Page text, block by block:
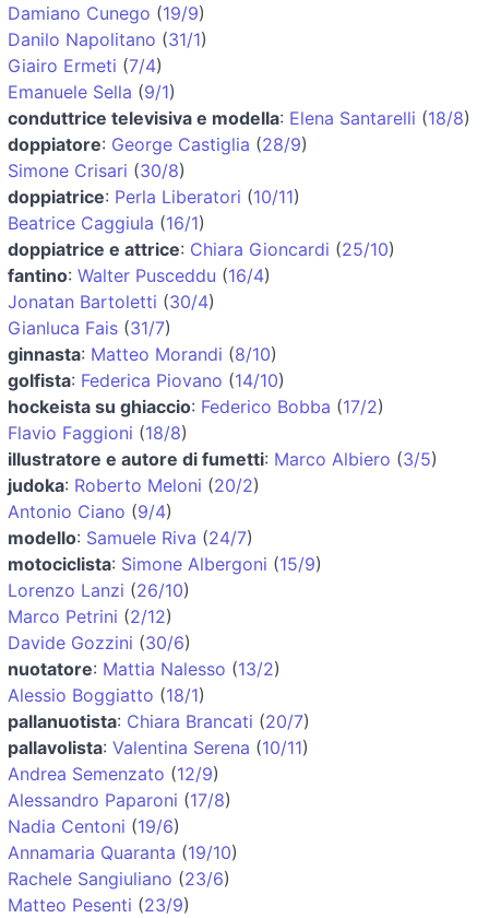
Damiano Cunego (19/9)
Danilo Napolitano (31/1)
Giairo Ermeti (7/4)
Emanuele Sella (9/1)
conduttrice televisiva e modella: Elena Santarelli (18/8)
doppiatore: George Castiglia (28/9)
Simone Crisari (30/8)
doppiatrice: Perla Liberatori (10/11)
Beatrice Caggiula (16/1)
doppiatrice e attrice: Chiara Gioncardi (25/10)
fantino: Walter Pusceddu (16/4)
Jonatan Bartoletti (30/4)
Gianluca Fais (31/7)
ginnasta: Matteo Morandi (8/10)
golfista: Federica Piovano (14/10)
hockeista su ghiaccio: Federico Bobba (17/2)
Flavio Faggioni (18/8)
illustratore e autore di fumetti: Marco Albiero (3/5)
judoka: Roberto Meloni (20/2)
Antonio Ciano (9/4)
modello: Samuele Riva (24/7)
motociclista: Simone Albergoni (15/9)
Lorenzo Lanzi (26/10)
Marco Petrini (2/12)
Davide Gozzini (30/6)
nuotatore: Mattia Nalesso (13/2)
Alessio Boggiatto (18/1)
pallanuotista: Chiara Brancati (20/7)
pallavolista: Valentina Serena (10/11)
Andrea Semenzato (12/9)
Alessandro Paparoni (17/8)
Nadia Centoni (19/6)
Annamaria Quaranta (19/10)
Rachele Sangiuliano (23/6)
Matteo Pesenti (23/9)